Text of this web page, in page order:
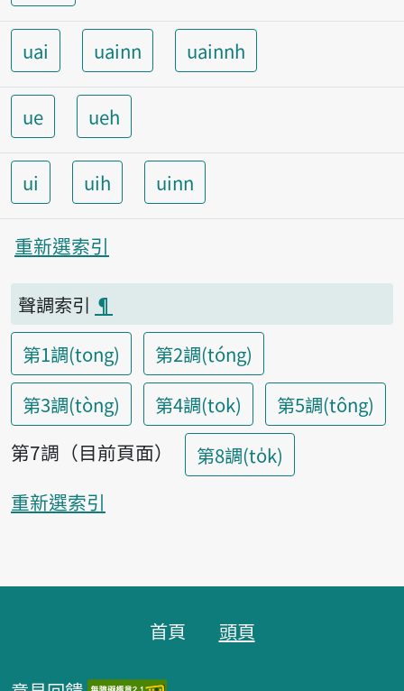
uai uainn uainnh
ue ueh
ui uih uinn
重新選索引
聲調索引 ¶
第1調(tong)
第2調(tóng)
第3調(tòng)
第4調(tok)
第5調(tông)
第7調（目前頁面）
第8調(to̍k)
重新選索引
首頁 頭頁